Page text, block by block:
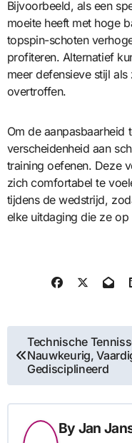
Bijvoorbeeld, als een
moeite heeft met hoge
topspin-schoten
profiteren. Alternatief
meer defensieve stijl
overtroffen.
Om de aanpasbaarheid
verscheidenheid aan
training oefenen. Deze
zich comfortabel te
tijdens de wedstrijd,
elke uitdaging die ze
Post
navigation
Technische
Nauwkeurig,
Gedisciplineerd
By Jan